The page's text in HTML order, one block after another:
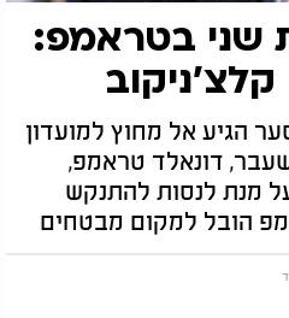
שני בטראמפ:
הגיע אל מחוץ למועדון
דונאלד טראמפ,
מנת לנסות להתנקש
הובל למקום מבטחים